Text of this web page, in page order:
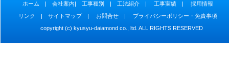
ホーム 会社案内 工事種別 工法紹介 工事実績
採用情報
リンク
サイトマップ| お問合せ
プライバシーポリシー・免責事項
copyright (c) kyusyu-daiamond co., ltd. ALL RIGHTS RESERVED